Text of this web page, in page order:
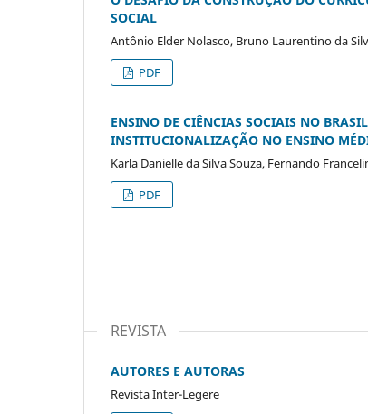
SOCIAL
Antônio Elder Nolasco, Bruno Laurentino da
PDF
ENSINO DE CIÊNCIAS SOCIAIS NO
INSTITUCIONALIZAÇÃO NO ENSINO
Karla Danielle da Silva Souza, Fernando
PDF
REVISTA
AUTORES E AUTORAS
Revista Inter-Legere